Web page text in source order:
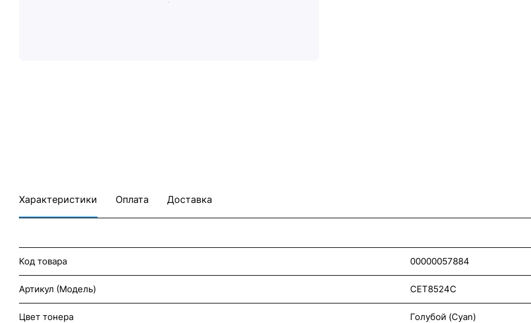
Характеристики Оплата Доставка
Код товара 00000057884
Артикул (Модель) CET8524C
Цвет тонера Голубой (Cyan)